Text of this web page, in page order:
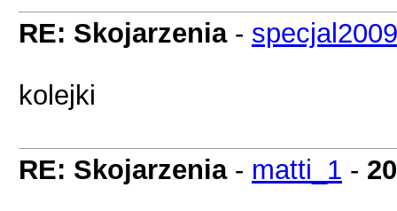
RE: Skojarzenia- specjal2009
kolejki
RE: Skojarzenia- matti_1 -